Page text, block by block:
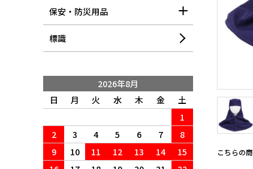
こちらの
保安・防災用品
標識
2026年8月
日
月 火 水 木 金
土
1
2
3 4 5 6 7
8
9
10 11 12 13 14
15